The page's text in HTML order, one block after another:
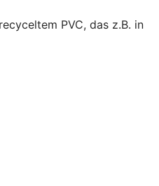
PVC, das z.B. in